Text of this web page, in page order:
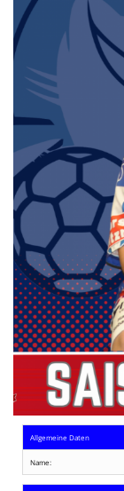
DIENSTE (SR/KG/VK)
Die SpecialHaie
Teams
Trainer
ALLE SPIELE
HAIE TV
NEWSLETTER
DIE HAIE I Intern
Partner
Allgemeine Daten
Name: